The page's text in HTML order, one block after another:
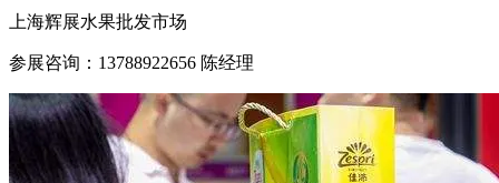
上海辉展水果批发市场
参展咨询： 13788922656 陈经理